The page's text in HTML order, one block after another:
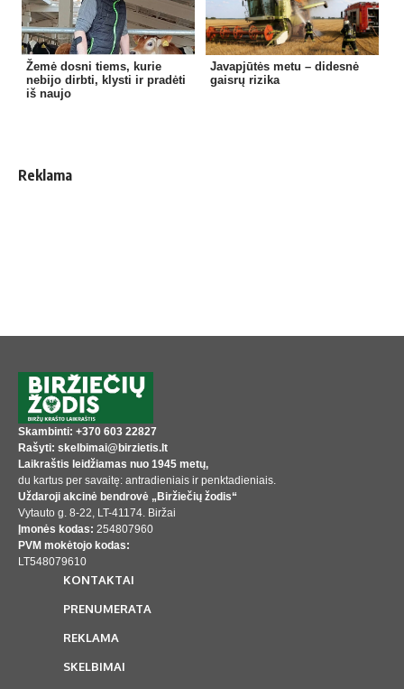
Žemė dosni tiems, kurie
nebijo dirbti, klysti ir pradėti
iš naujo
Javapjūtės metu – didesnė
gaisrų rizika
Reklama
Skambinti: +370 603 22827
Rašyti: skelbimai@birzietis.lt
Laikraštis leidžiamas nuo 1945 metų,
du kartus per savaitę: antradieniais ir penktadieniais.
Uždaroji akcinė bendrovė „Biržiečių žodis“
Vytauto g. 8-22, LT-41174. Biržai
Įmonės kodas: 254807960
PVM mokėtojo kodas:
LT548079610
KONTAKTAI
PRENUMERATA
REKLAMA
SKELBIMAI